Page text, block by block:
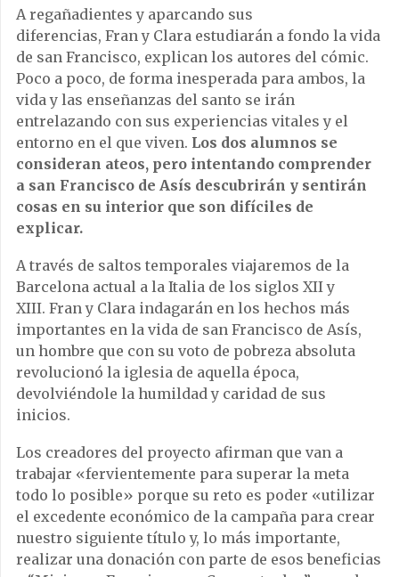
A regañadientes y aparcando sus
diferencias, Fran y Clara estudiarán a fondo la vida
de san Francisco, explican los autores del cómic.
Poco a poco, de forma inesperada para ambos, la
vida y las enseñanzas del santo se irán
entrelazando con sus experiencias vitales y el
entorno en el que viven. Los dos alumnos se
consideran ateos, pero intentando comprender
a san Francisco de Asís descubrirán y sentirán
cosas en su interior que son difíciles de
explicar.
A través de saltos temporales viajaremos de la
Barcelona actual a la Italia de los siglos XII y
XIII. Fran y Clara indagarán en los hechos más
importantes en la vida de san Francisco de Asís,
un hombre que con su voto de pobreza absoluta
revolucionó la iglesia de aquella época,
devolviéndole la humildad y caridad de sus
inicios.
Los creadores del proyecto afirman que van a
trabajar «fervientemente para superar la meta
todo lo posible» porque su reto es poder «utilizar
el excedente económico de la campaña para crear
nuestro siguiente título y, lo más importante,
realizar una donación con parte de esos beneficias